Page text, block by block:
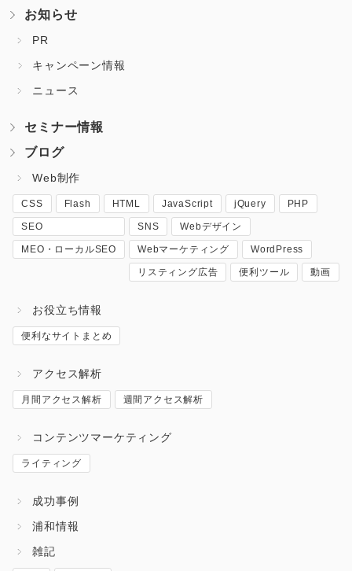
お知らせ
PR
キャンペーン情報
ニュース
セミナー情報
ブログ
Web制作
CSS Flash HTML JavaScript jQuery PHP
SEO
MEO・ローカルSEO
SNS Webデザイン
Webマーケティング WordPress
リスティング広告 便利ツール 動画
お役立ち情報
便利なサイトまとめ
アクセス解析
月間アクセス解析 週間アクセス解析
コンテンツマーケティング
ライティング
成功事例
浦和情報
雑記